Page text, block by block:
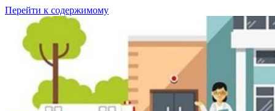
Перейти к содержимому